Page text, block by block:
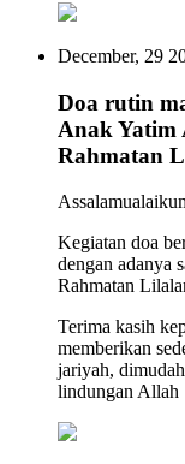
December, 29
Doa rutin
Anak Yatim
Rahmatan
Kegiatan doa
dengan adanya
Rahmatan
Terima kasih
memberikan
jariyah,
lindungan Allah